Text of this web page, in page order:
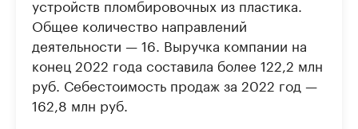
устройств пломбировочных из пластика.
Общее количество направлений
деятельности — 16. Выручка компании на
конец 2022 года составила более 122,2 млн
руб. Себестоимость продаж за 2022 год —
162,8 млн руб.